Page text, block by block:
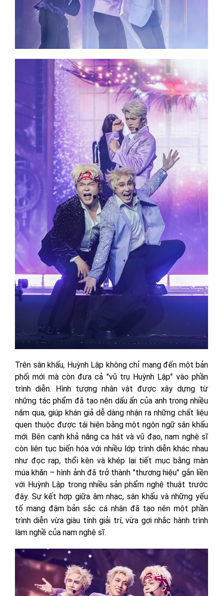
Trên sân khấu, Huỳnh Lập không chỉ mang đến một bản
phối mới mà còn đưa cả "vũ trụ Huỳnh Lập" vào phần
trình diễn. Hình tượng nhân vật được xây dựng từ
những tác phẩm đã tạo nên dấu ấn của anh trong nhiều
năm qua, giúp khán giả dễ dàng nhận ra những chất liệu
quen thuộc được tái hiện bằng một ngôn ngữ sân khấu
mới. Bên cạnh khả năng ca hát và vũ đạo, nam nghệ sĩ
còn liên tục biến hóa với nhiều lớp trình diễn khác nhau
như đọc rap, thổi kèn và khép lại tiết mục bằng màn
múa khăn – hình ảnh đã trở thành "thương hiệu" gắn liền
với Huỳnh Lập trong nhiều sản phẩm nghệ thuật trước
đây. Sự kết hợp giữa âm nhạc, sân khấu và những yếu
tố mang đậm bản sắc cá nhân đã tạo nên một phần
trình diễn vừa giàu tính giải trí, vừa gợi nhắc hành trình
làm nghề của nam nghệ sĩ.